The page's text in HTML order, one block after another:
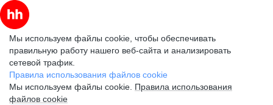
Мы используем файлы cookie, чтобы обеспечивать
правильную работу нашего веб-сайта и анализировать
сетевой трафик.
Правила использования файлов cookie
Мы используем файлы cookie. Правила использования
файлов cookie